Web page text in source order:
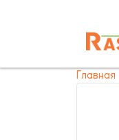
Главная